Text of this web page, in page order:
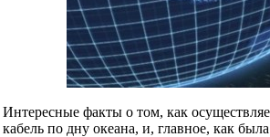
Интересные факты о том, как
кабель по дну океана, и, главное, как